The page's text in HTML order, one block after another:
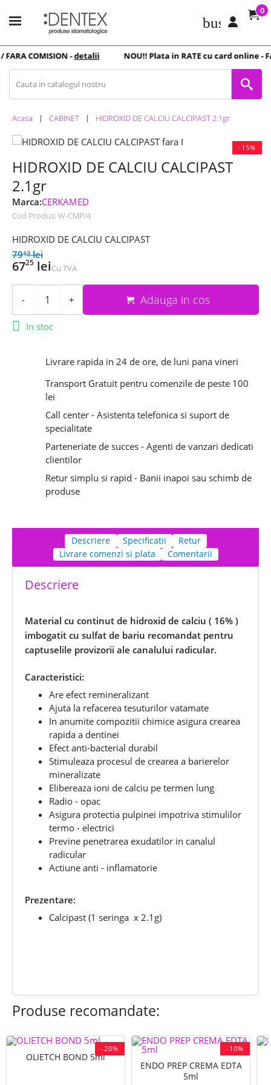
0
COMISION -detalii NOU!! Plata inRATEcu card online -
Acasa CABINET HIDROXID DE CALCIU CALCIPAST 2.1gr
-15%
HIDROXID DE CALCIU CALCIPAST
2.1gr
Marca:CERKAMED
Cod Produs: W-CMP/4
HIDROXID DE CALCIU CALCIPAST
7912lei
6725 leiCu TVA
- + Adauga in cos
 In stoc
Livrare rapida in 24 de ore, de luni pana vineri
Transport Gratuit pentru comenzile de peste 100
lei
Call center - Asistenta telefonica si suport de
specialitate
Parteneriate de succes - Agenti de vanzari dedicati
clientilor
Retur simplu si rapid - Banii inapoi sau schimb de
produse
Descriere Specificatii
Retur
Livrare comenzi si plata
Comentarii
Descriere
Material cu continut de hidroxid de calciu ( 16% )
imbogatit cu sulfat de bariu recomandat pentru
captuselile provizorii ale canalului radicular.
Caracteristici:
Are efect remineralizant
Ajuta la refacerea tesuturilor vatamate
In anumite compozitii chimice asigura crearea
rapida a dentinei
Efect anti-bacterial durabil
Stimuleaza procesul de crearea a barierelor
mineralizate
Elibereaza ioni de calciu pe termen lung
Radio - opac
Asigura protectia pulpinei impotriva stimulilor
termo - electrici
Previne penetrarea exudatilor in canalul
radicular
Actiune anti - inflamatorie
Prezentare:
Calcipast (1 seringa x 2.1g)
Produse recomandate:
-20%
OLIETCH BOND 5ml
-10%
ENDO PREP CREMA EDTA
5ml